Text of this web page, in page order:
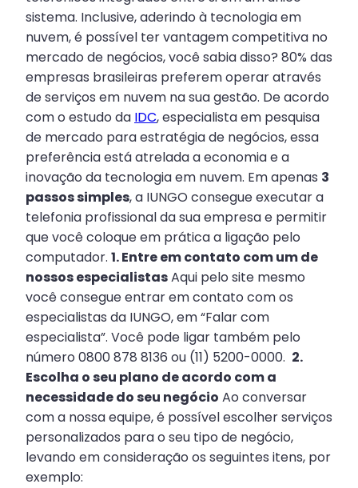
sistema. Inclusive, aderindo à tecnologia em
nuvem, é possível ter vantagem competitiva no
mercado de negócios, você sabia disso? 80% das
empresas brasileiras preferem operar através
de serviços em nuvem na sua gestão. De acordo
com o estudo da IDC, especialista em pesquisa
de mercado para estratégia de negócios, essa
preferência está atrelada a economia e a
inovação da tecnologia em nuvem. Em apenas 3
passos simples, a IUNGO consegue executar a
telefonia profissional da sua empresa e permitir
que você coloque em prática a ligação pelo
computador. 1. Entre em contato com um de
nossos especialistasAqui pelo site mesmo
você consegue entrar em contato com os
especialistas da IUNGO, em “Falar com
especialista”. Você pode ligar também pelo
número 0800 878 8136 ou (11) 5200-0000. 2.
Escolha o seu plano de acordo com a
necessidade do seu negócio Ao conversar
com a nossa equipe, é possível escolher serviços
personalizados para o seu tipo de negócio,
levando em consideração os seguintes itens, por
exemplo: